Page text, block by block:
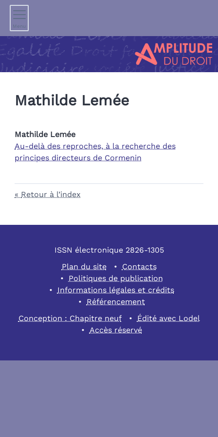
Menu
Mathilde Lemée
Mathilde Lemée
Au-delà des reproches, à la recherche des
principes directeurs de Cormenin
Retour à l’index
ISSN électronique 2826-1305
Plan du site
Contacts
Politiques de publication
Informations légales et crédits
Référencement
Conception : Chapitre neuf
Édité avec Lodel
Accès réservé